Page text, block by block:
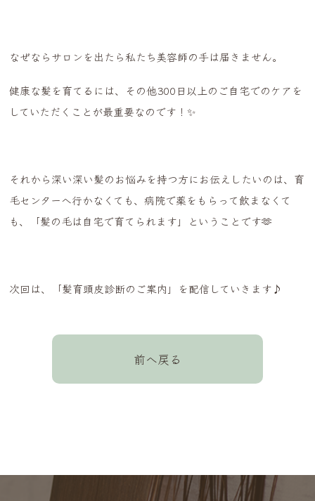
なぜならサロンを出たら私たち美容師の手は届きません。
健康な髪を育てるには、その他300日以上のご自宅でのケアを
していただくことが最重要なのです！✨
それから深い深い髪のお悩みを持つ方にお伝えしたいのは、育
毛センターへ行かなくても、病院で薬をもらって飲まなくて
も、「髪の毛は自宅で育てられます」ということです🫶
次回は、「髪育頭皮診断のご案内」を配信していきます♪
前へ戻る